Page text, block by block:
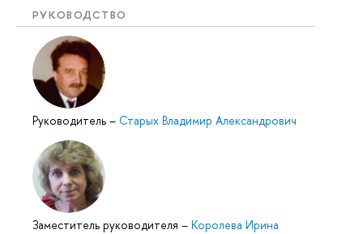
РУКОВОДСТВО
Руководитель – Старых Владимир Александрович
Заместитель руководителя – Королева Ирина